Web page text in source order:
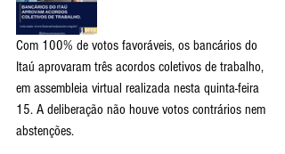
Com 100% de votos favoráveis, os bancários do
Itaú aprovaram três acordos coletivos de trabalho,
em assembleia virtual realizada nesta quinta-feira
15. A deliberação não houve votos contrários nem
abstenções.